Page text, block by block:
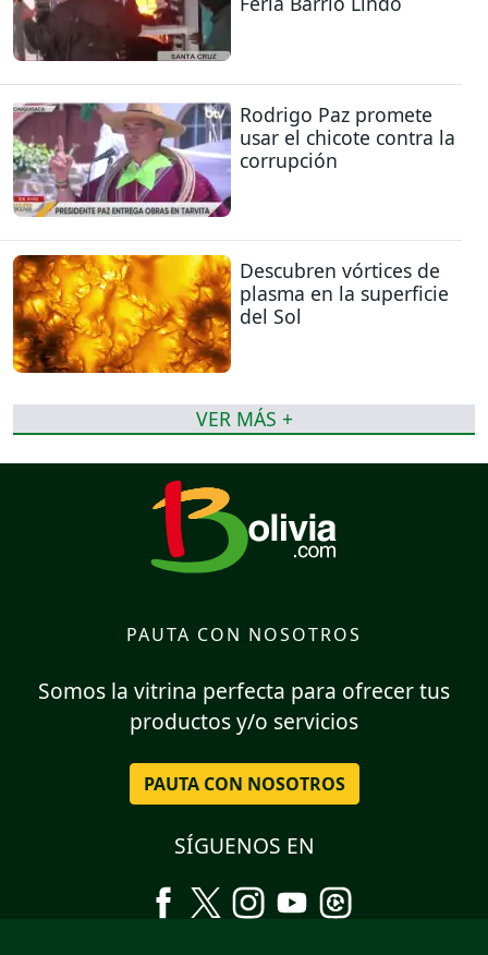
Rodrigo Paz promete
usar el chicote contra la
corrupción
Descubren vórtices de
plasma en la superficie
del Sol
VER MÁS +
PAUTA CON NOSOTROS
Somos la vitrina perfecta para ofrecer tus
productos y/o servicios
PAUTA CON NOSOTROS
SÍGUENOS EN